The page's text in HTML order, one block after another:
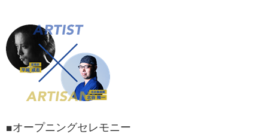
■オープニングセレモニー